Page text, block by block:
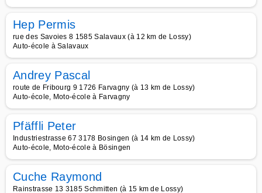
Hep Permis
rue des Savoies 8 1585 Salavaux (à 12 km de Lossy)
Auto-école à Salavaux
Andrey Pascal
route de Fribourg 9 1726 Farvagny (à 13 km de Lossy)
Auto-école, Moto-école à Farvagny
Pfäffli Peter
Industriestrasse 67 3178 Bosingen (à 14 km de Lossy)
Auto-école, Moto-école à Bösingen
Cuche Raymond
Rainstrasse 13 3185 Schmitten (à 15 km de Lossy)